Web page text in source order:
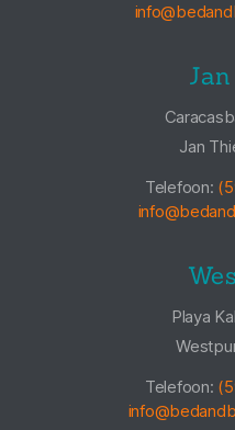
Jan
Telefoon:
Playa
Telefoon: